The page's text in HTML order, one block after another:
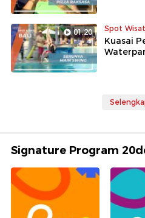
01:20 Spot
Kuasai
Signature Program